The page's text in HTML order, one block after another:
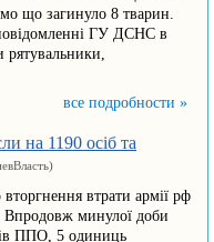
що загинуло 8 тварин.
ГУ ДСНС в
рятувальники,
все подробности »
на 1190 осіб та
втрати армії рф
Впродовж минулої доби
ППО, 5 одиниць